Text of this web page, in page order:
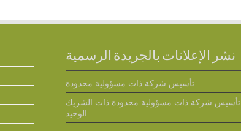
نشر الإعلانات بالجريدة الرسمية
تأسيس شركة ذات مسؤولية محدودة
تأسيس شركة ذات مسؤولية محدودة ذات الشريك
الوحيد